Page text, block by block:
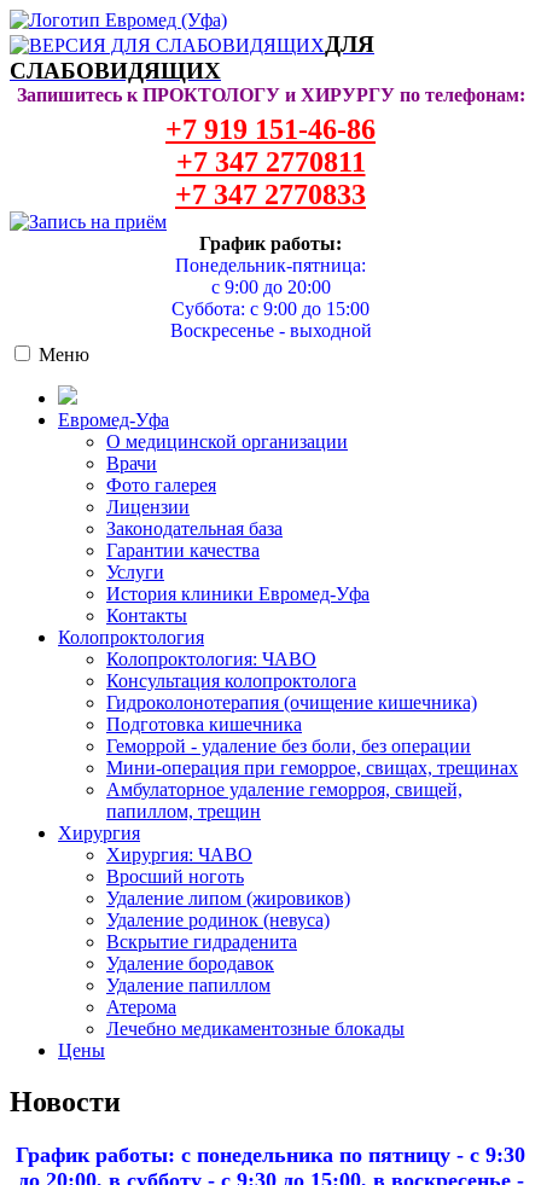
ДЛЯ
СЛАБОВИДЯЩИХ
Запишитесь к ПРОКТОЛОГУ и ХИРУРГУ по телефонам:
+7 919 151-46-86
+7 347 2770811
+7 347 2770833
График работы:
Понедельник-пятница:
с 9:00 до 20:00
Суббота: с 9:00 до 15:00
Воскресенье - выходной
Меню
Евромед-Уфа
О медицинской организации
Врачи
Фото галерея
Лицензии
Законодательная база
Гарантии качества
Услуги
История клиники Евромед-Уфа
Контакты
Колопроктология
Колопроктология: ЧАВО
Консультация колопроктолога
Гидроколонотерапия (очищение кишечника)
Подготовка кишечника
Геморрой - удаление без боли, без операции
Мини-операция при геморрое, свищах, трещинах
Амбулаторное удаление геморроя, свищей,
папиллом, трещин
Хирургия
Хирургия: ЧАВО
Вросший ноготь
Удаление липом (жировиков)
Удаление родинок (невуса)
Вскрытие гидраденита
Удаление бородавок
Удаление папиллом
Атерома
Лечебно медикаментозные блокады
Цены
Новости
График работы: с понедельника по пятницу - с 9:30
до 20:00, в субботу - с 9:30 до 15:00, в воскресенье -